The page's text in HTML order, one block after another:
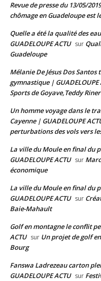
Revue de presse du 13/05/
chômage en Guadeloupe est
Quelle a été la qualité des
GUADELOUPE ACTU sur
Guadeloupe
Mélanie De Jésus Dos
gymnastique | GUADELOUPE
Sports de Goyave,Teddy Riner
Un homme voyage dans le
Cayenne | GUADELOUPE
perturbations des vols vers
La ville du Moule en final du
GUADELOUPE ACTU sur
économique
La ville du Moule en final du
GUADELOUPE ACTU sur
Baie-Mahault
Golf en montagne le conflit
ACTU sur Un projet de golf
Bourg
Fanswa Ladrezeau carton
GUADELOUPE ACTU sur